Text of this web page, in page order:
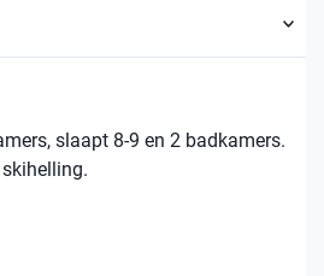
slaapt 8-9 en 2 badkamers.